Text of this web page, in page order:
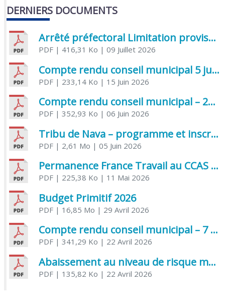
DERNIERS DOCUMENTS
Arrêté préfectoral Limitation provisoire des usages de l’eau
PDF| 416,31 Ko | 09 Juillet 2026
Compte rendu conseil municipal 5 juin 2026 sénatoriale
PDF| 233,14 Ko | 15 Juin 2026
Compte rendu conseil municipal – 21 avril 2026
PDF| 352,93 Ko | 06 Juin 2026
Tribu de Nava – programme et inscriptions été 2026
PDF| 2,61 Mo | 05 Juin 2026
Permanence France Travail au CCAS de Saujon Juin 2026
PDF| 225,38 Ko | 11 Mai 2026
Budget Primitif 2026
PDF| 16,85 Mo | 29 Avril 2026
Compte rendu conseil municipal – 7 avril 2026
PDF| 341,29 Ko | 22 Avril 2026
Abaissement au niveau de risque modéré de l’Influenza aviaire
PDF| 135,82 Ko | 22 Avril 2026